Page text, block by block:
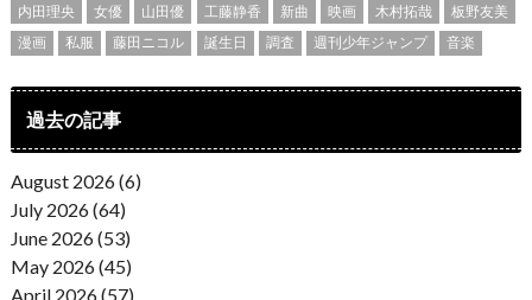
内田理央
女優 山田優 工藤静香 新曲 映画 木村拓哉
板野友美
漫画
私服 藤田ニコル 誕生日 調査 週刊少年ジャンプ 音楽
過去の記事
August 2026 (6)
July 2026 (64)
June 2026 (53)
May 2026 (45)
April 2026 (57)